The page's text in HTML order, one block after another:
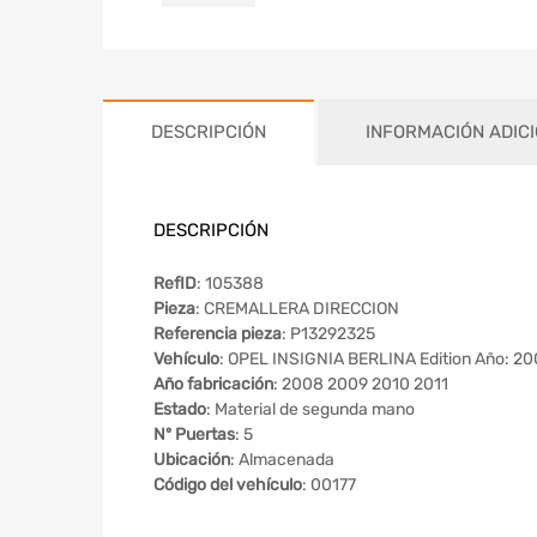
DESCRIPCIÓN INFORMACIÓN
DESCRIPCIÓN
RefID: 105388
Pieza: CREMALLERA DIRECCION
Referencia pieza: P13292325
Vehículo: OPEL INSIGNIA BERLINA Edition Año:
Año fabricación: 2008 2009 2010 2011
Estado: Material de segunda mano
Nº Puertas: 5
Ubicación: Almacenada
Código del vehículo: 00177